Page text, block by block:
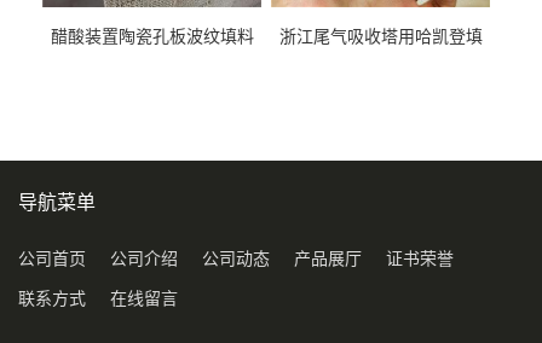
醋酸装置陶瓷孔板波纹填料
浙江尾气吸收塔用哈凯登填
导航菜单
公司首页 公司介绍 公司动态 产品展厅 证书荣誉
联系方式 在线留言